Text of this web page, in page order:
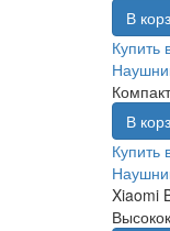
В
Купить
В
Купить
Xiaomi